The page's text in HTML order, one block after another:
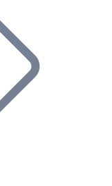
entreprise et
et